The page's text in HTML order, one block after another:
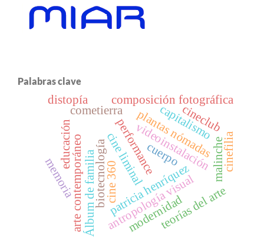
Palabras clave
arte contemporáneobiotecnología
plantas nómadas
patricia henríquez
videoinstalación
performance
cine liminal malinche
antropología visual
Álbum de familia
composición fotográfica
teorías del arte
educación
cometierra capitalismo
modernidad
memoria
cuerpo
cineclub
cinefilia
distopía
cine 360